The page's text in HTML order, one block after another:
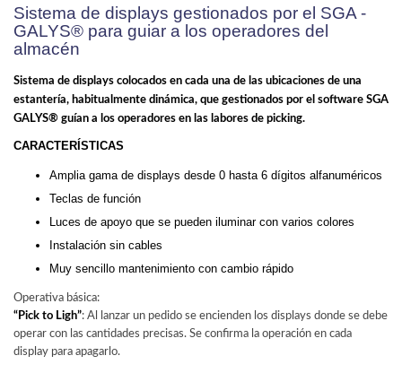
Sistema de displays gestionados por el SGA -
GALYS® para guiar a los operadores del
almacén
Sistema de displays colocados en cada una de las ubicaciones de una
estantería, habitualmente dinámica, que gestionados por el software SGA
GALYS® guían a los operadores en las labores de picking.
CARACTERÍSTICAS
Amplia gama de displays desde 0 hasta 6 dígitos alfanuméricos
Teclas de función
Luces de apoyo que se pueden iluminar con varios colores
Instalación sin cables
Muy sencillo mantenimiento con cambio rápido
Operativa básica:
“Pick to Ligh”: Al lanzar un pedido se encienden los displays donde se debe
operar con las cantidades precisas. Se confirma la operación en cada
display para apagarlo.